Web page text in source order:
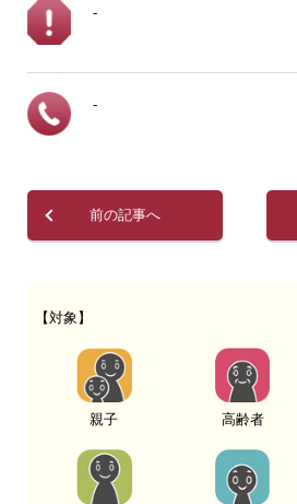
-
-
前の記事へ
【対象】
親子 高齢者